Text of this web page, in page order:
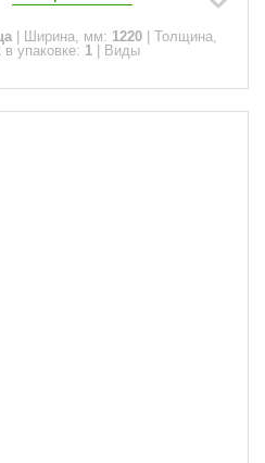
Ширина, мм: 1220
Толщина,
в упаковке: 1
Виды